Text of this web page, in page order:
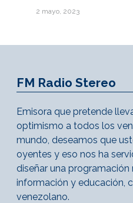
2 mayo, 2023
FM Radio Stereo
Emisora que pretende
optimismo a todos los
mundo, deseamos que
oyentes y eso nos ha
diseñar una programación
información y educación,
venezolano.